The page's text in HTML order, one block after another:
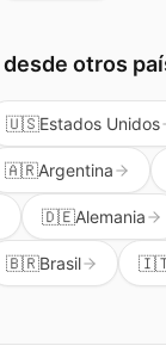
desde otros
🇺🇸Estados Unidos
🇦🇷Argentina
🇩🇪Alemania
🇧🇷Brasil